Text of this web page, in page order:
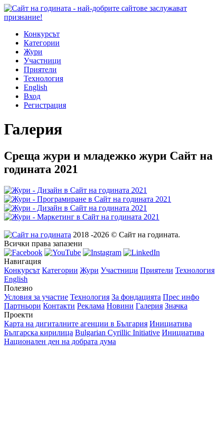
Конкурсът
Категории
Жури
Участници
Приятели
Технология
English
Вход
Регистрация
Галерия
Среща жури и младежко жури Сайт на
годината 2021
2018 -2026 © Сайт на годината.
Всички права запазени
Навигация
Конкурсът Категории Жури Участници Приятели Технология
English
Полезно
Условия за участие Технология За фондацията Прес инфо
Партньори Контакти Реклама Новини Галерия Значка
Проекти
Карта на дигиталните агенции в България Инициатива
Българска кирилица Bulgarian Cyrillic Initiative Инициатива
Национален ден на добрата дума